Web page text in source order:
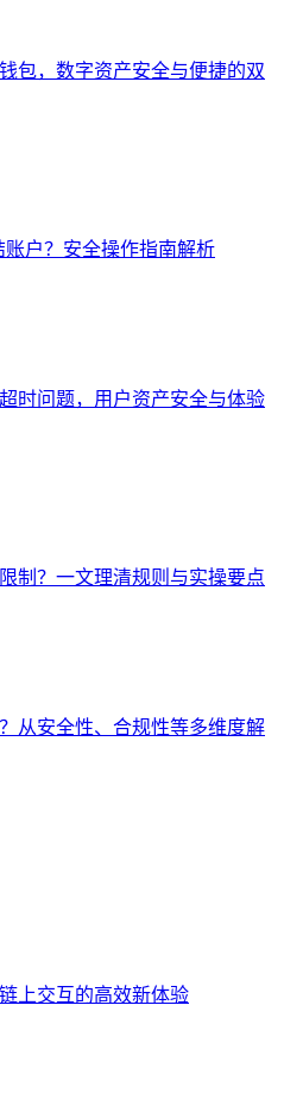
包，数字资产安全与便捷的双
户？安全操作指南解析
时问题，用户资产安全与体验
制？一文理清规则与实操要点
从安全性、合规性等多维度解
上交互的高效新体验